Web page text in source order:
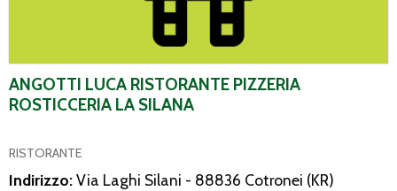
ANGOTTI LUCA RISTORANTE PIZZERIA
ROSTICCERIA LA SILANA
RISTORANTE
Indirizzo:Via Laghi Silani - 88836 Cotronei (KR)